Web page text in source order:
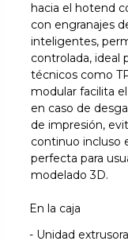
hacia el hotend
con engranajes
inteligentes,
controlada, ideal
técnicos como
modular facilita
en caso de
de impresión,
continuo incluso
perfecta para
modelado 3D.
En la caja
- Unidad